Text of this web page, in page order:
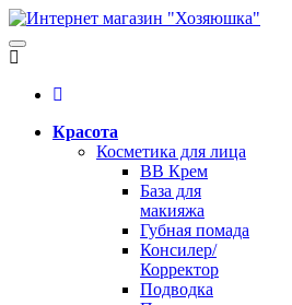
Красота
Косметика для лица
BB Крем
База для
макияжа
Губная помада
Консилер/
Корректор
Подводка